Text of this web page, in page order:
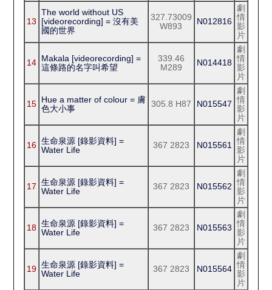
13
The world without US
[videorecording] = 沒有美
國的世界
327.73009
W893
N012816
劇
情
影
片
14 Makala [videorecording] =
這條路的名字叫希望
339.46
M289
N014418
劇
情
影
片
15 Hue a matter of colour = 膚
色大小事
305.8 H87 N015547
劇
情
影
片
16 生命泉源 [錄影資料] =
Water Life
367 2823 N015561
劇
情
影
片
17 生命泉源 [錄影資料] =
Water Life
367 2823 N015562
劇
情
影
片
18 生命泉源 [錄影資料] =
Water Life
367 2823 N015563
劇
情
影
片
19 生命泉源 [錄影資料] =
Water Life
367 2823 N015564
劇
情
影
片